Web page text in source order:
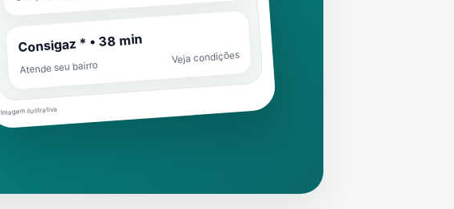
Consigaz * • 38 min
Atende seu bairro
Veja condições
Imagem ilustrativa